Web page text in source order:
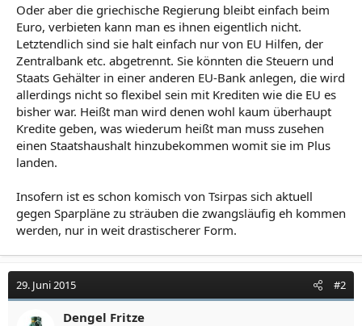
Oder aber die griechische Regierung bleibt einfach beim
Euro, verbieten kann man es ihnen eigentlich nicht.
Letztendlich sind sie halt einfach nur von EU Hilfen, der
Zentralbank etc. abgetrennt. Sie könnten die Steuern und
Staats Gehälter in einer anderen EU-Bank anlegen, die wird
allerdings nicht so flexibel sein mit Krediten wie die EU es
bisher war. Heißt man wird denen wohl kaum überhaupt
Kredite geben, was wiederum heißt man muss zusehen
einen Staatshaushalt hinzubekommen womit sie im Plus
landen.
Insofern ist es schon komisch von Tsirpas sich aktuell
gegen Sparpläne zu sträuben die zwangsläufig eh kommen
werden, nur in weit drastischerer Form.
29. Juni 2015 #2
Dengel Fritze